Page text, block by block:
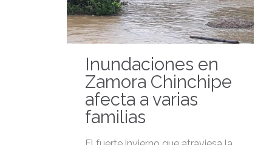
Inundaciones en
Zamora Chinchipe
afecta a varias
familias